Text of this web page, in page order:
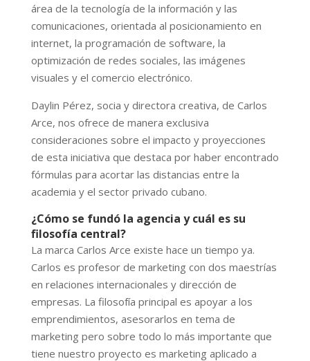
área de la tecnología de la información y las
comunicaciones, orientada al posicionamiento en
internet, la programación de software, la
optimización de redes sociales, las imágenes
visuales y el comercio electrónico.
Daylin Pérez, socia y directora creativa, de Carlos
Arce, nos ofrece de manera exclusiva
consideraciones sobre el impacto y proyecciones
de esta iniciativa que destaca por haber encontrado
fórmulas para acortar las distancias entre la
academia y el sector privado cubano.
¿Cómo se fundó la agencia y cuál es su
filosofía central?
La marca Carlos Arce existe hace un tiempo ya.
Carlos es profesor de marketing con dos maestrías
en relaciones internacionales y dirección de
empresas. La filosofía principal es apoyar a los
emprendimientos, asesorarlos en tema de
marketing pero sobre todo lo más importante que
tiene nuestro proyecto es marketing aplicado a